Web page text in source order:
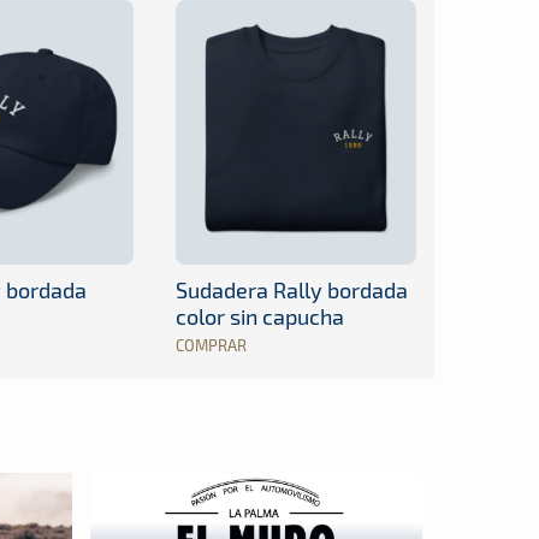
bordada
Sudadera Rally bordada
color sin capucha
COMPRAR